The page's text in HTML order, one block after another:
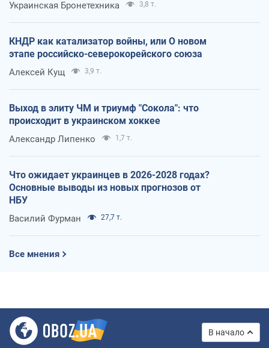
Украинская Бронетехника 3,8 т.
КНДР как катализатор войны, или О новом
этапе российско-северокорейского союза
Алексей Кущ 3,9 т.
Выход в элиту ЧМ и триумф "Сокола": что
происходит в украинском хоккее
Александр Липенко 1,7 т.
Что ожидает украинцев в 2026-2028 годах?
Основные выводы из новых прогнозов от
НБУ
Василий Фурман 27,7 т.
Все мнения
В начало